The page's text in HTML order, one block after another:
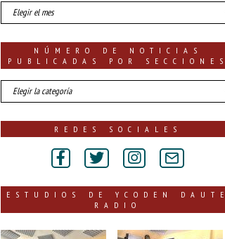
HEMEROTECA
DE
NÚMERO DE NOTICIAS
PUBLICADAS POR SECCIONES
número
de
por
REDES SOCIALES
ESTUDIOS DE YCODEN DAUTE
RADIO